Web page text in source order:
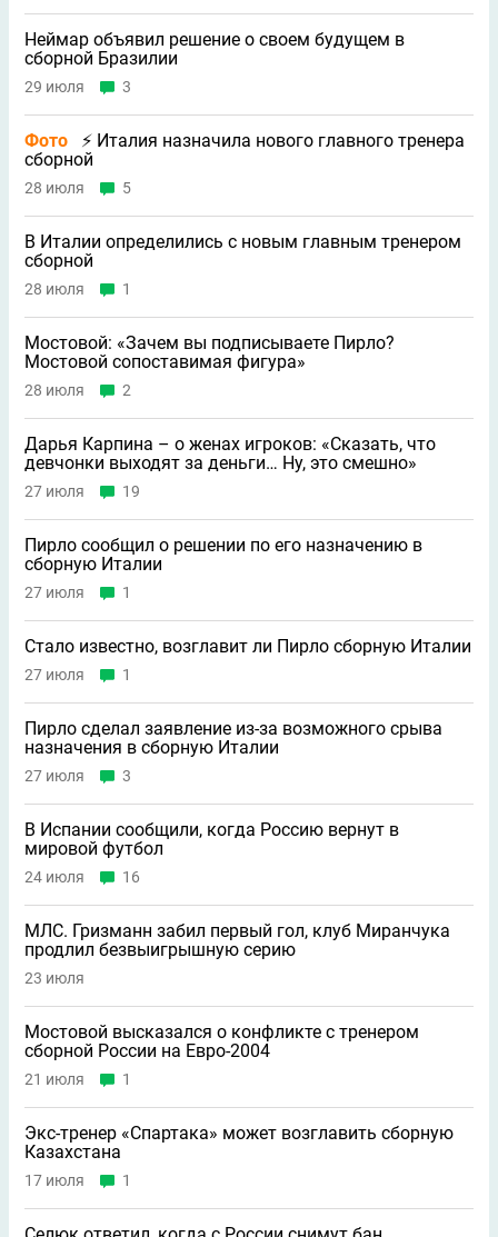
Неймар объявил решение о своем будущем в
сборной Бразилии
29 июля 3
Фото
⚡ Италия назначила нового главного тренера
сборной
28 июля 5
В Италии определились с новым главным тренером
сборной
28 июля 1
Мостовой: «Зачем вы подписываете Пирло?
Мостовой сопоставимая фигура»
28 июля 2
Дарья Карпина – о женах игроков: «Сказать, что
девчонки выходят за деньги… Ну, это смешно»
27 июля 19
Пирло сообщил о решении по его назначению в
сборную Италии
27 июля 1
Стало известно, возглавит ли Пирло сборную Италии
27 июля 1
Пирло сделал заявление из-за возможного срыва
назначения в сборную Италии
27 июля 3
В Испании сообщили, когда Россию вернут в
мировой футбол
24 июля 16
МЛС. Гризманн забил первый гол, клуб Миранчука
продлил безвыигрышную серию
23 июля
Мостовой высказался о конфликте с тренером
сборной России на Евро-2004
21 июля 1
Экс-тренер «Спартака» может возглавить сборную
Казахстана
17 июля 1